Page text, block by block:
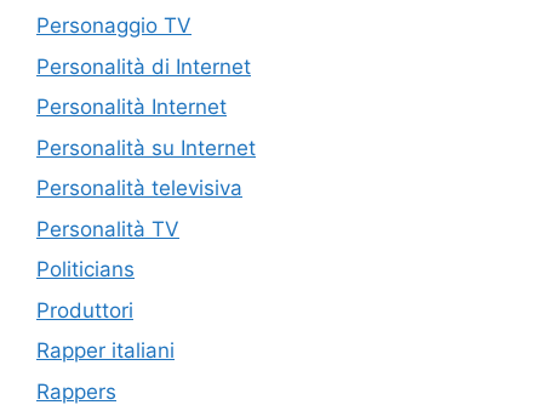
Personaggio TV
Personalità di Internet
Personalità Internet
Personalità su Internet
Personalità televisiva
Personalità TV
Politicians
Produttori
Rapper italiani
Rappers